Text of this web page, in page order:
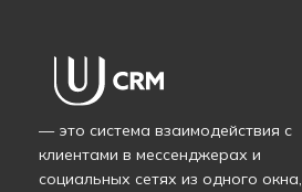
— это система взаимодействия с
клиентами в мессенджерах и
социальных сетях из одного окна,